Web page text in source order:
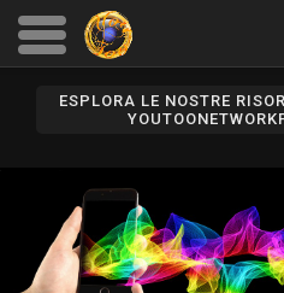
ESPLORA LE NOSTRE